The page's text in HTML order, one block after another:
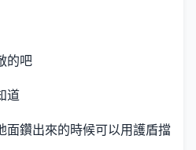
的吧
道
面鑽出來的時候可以用護盾擋